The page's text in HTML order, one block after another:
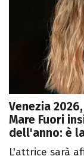
Venezia
Mare Fuori
dell'anno: è
L'attrice sarà